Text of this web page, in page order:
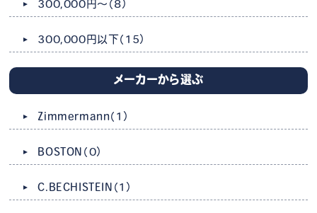
300,000円～ （8）
300,000円以下 （15）
メーカーから選ぶ
Zimmermann（1）
BOSTON （0）
C.BECHISTEIN （1）